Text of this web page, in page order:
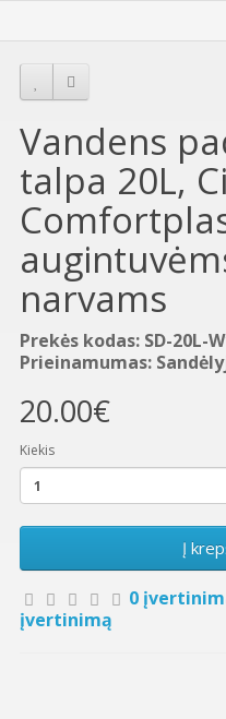
Vandens
talpa 20L,
narvams
Prekės kodas: SD-20L-
Prieinamumas:
20.00€
Kiekis
Į
0
įvertinimą